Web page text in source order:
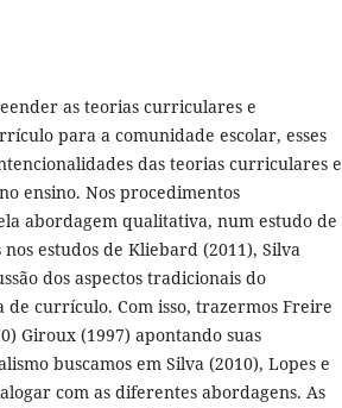
as teorias curriculares e
para a comunidade escolar, esses
das teorias curriculares e
ensino. Nos procedimentos
abordagem qualitativa, num estudo de
estudos de Kliebard (2011), Silva
dos aspectos tradicionais do
currículo. Com isso, trazermos Freire
Giroux (1997) apontando suas
buscamos em Silva (2010), Lopes e
com as diferentes abordagens. As